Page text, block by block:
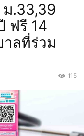
ม.33,39
ฟรี 14
าลที่ร่วม
115